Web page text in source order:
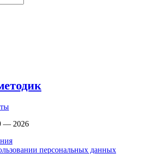
— 2026
персональных данных